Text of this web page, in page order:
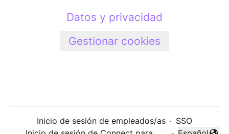
Datos y privacidad
Gestionar cookies
Inicio de sesión de empleados/as · SSO